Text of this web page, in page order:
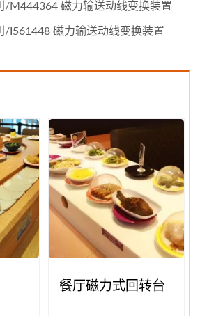
/M444364 磁力输送动线变换装置
/I561448 磁力输送动线变换装置
餐厅磁力式回转台